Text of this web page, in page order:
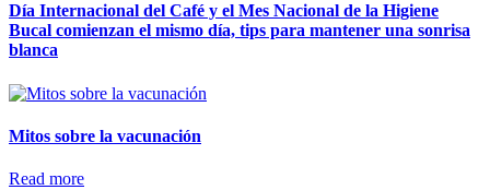
Día Internacional del Café y el Mes Nacional de la Higiene
Bucal comienzan el mismo día, tips para mantener una sonrisa
blanca
Mitos sobre la vacunación
Read more